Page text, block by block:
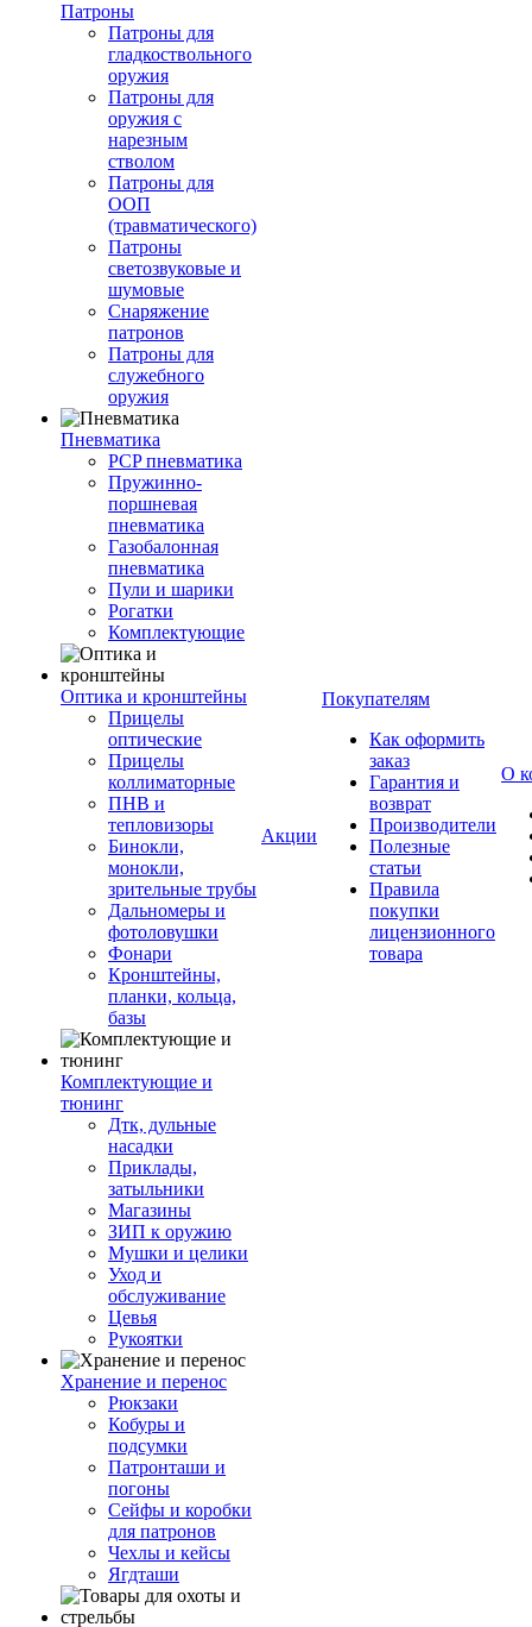
Патроны
Патроны для
гладкоствольного
оружия
Патроны для
оружия с
нарезным
стволом
Патроны для
ООП
(травматического)
Патроны
светозвуковые и
шумовые
Снаряжение
патронов
Патроны для
служебного
оружия
Пневматика
PCP пневматика
Пружинно-
поршневая
пневматика
Газобалонная
пневматика
Пули и шарики
Рогатки
Комплектующие
Оптика и кронштейны
Прицелы
оптические
Прицелы
коллиматорные
ПНВ и
тепловизоры
Бинокли,
монокли,
зрительные трубы
Дальномеры и
фотоловушки
Фонари
Кронштейны,
планки, кольца,
базы
Комплектующие и
тюнинг
Дтк, дульные
насадки
Приклады,
затыльники
Магазины
ЗИП к оружию
Мушки и целики
Уход и
обслуживание
Цевья
Рукоятки
Хранение и перенос
Рюкзаки
Кобуры и
подсумки
Патронташи и
погоны
Сейфы и коробки
для патронов
Чехлы и кейсы
Ягдташи
Акции
Покупателям
Как оформить
заказ
Гарантия и
возврат
Производители
Полезные
статьи
Правила
покупки
лицензионного
товара
О